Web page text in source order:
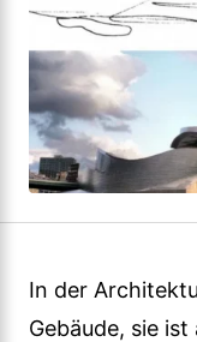
In der
Gebäude, sie